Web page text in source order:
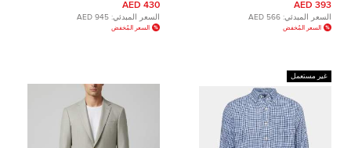
393 AED
السعر المبدئي: 566 AED
السعر المُخفض
430 AED
السعر المبدئي: 945 AED
السعر المُخفض
غير مستعمل